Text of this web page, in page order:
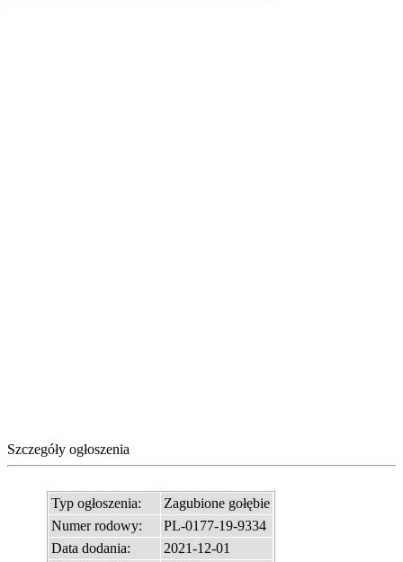
Szczegóły ogłoszenia
Typ ogłoszenia:
Zagubione gołębie
Numer rodowy:
PL-0177-19-9334
Data dodania:
2021-12-01